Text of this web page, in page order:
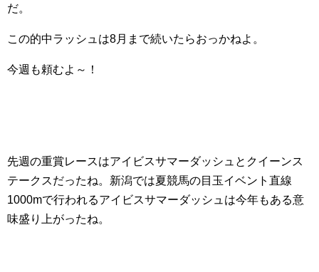
だ。
この的中ラッシュは8月まで続いたらおっかねよ。
今週も頼むよ～！
先週の重賞レースはアイビスサマーダッシュとクイーンス
テークスだったね。新潟では夏競馬の目玉イベント直線
1000mで行われるアイビスサマーダッシュは今年もある意
味盛り上がったね。